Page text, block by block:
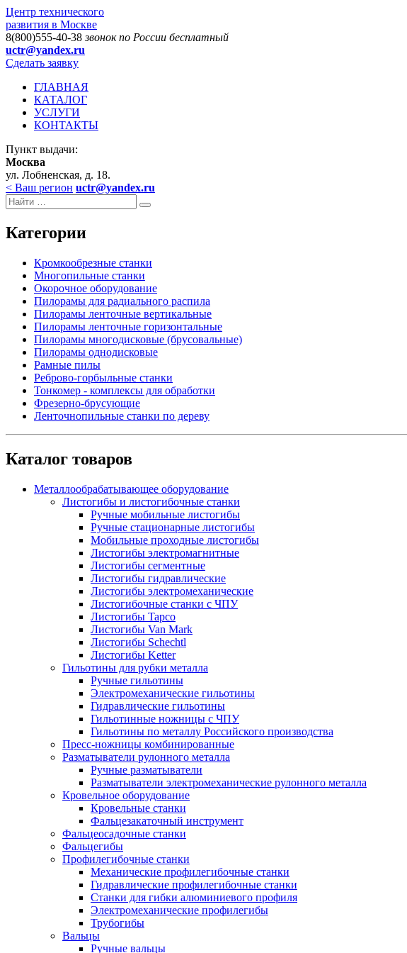
Центр технического
развития в Москве
8(800)555-40-38звонок по России бесплатный
uctr@yandex.ru
Сделать заявку
ГЛАВНАЯ
КАТАЛОГ
УСЛУГИ
КОНТАКТЫ
Пункт выдачи:
Москва
ул. Лобненская, д. 18.
< Ваш регион uctr@yandex.ru
Категории
Кромкообрезные станки
Многопильные станки
Окорочное оборудование
Пилорамы для радиального распила
Пилорамы ленточные вертикальные
Пилорамы ленточные горизонтальные
Пилорамы многодисковые (брусовальные)
Пилорамы однодисковые
Рамные пилы
Реброво-горбыльные станки
Тонкомер - комплексы для обработки
Фрезерно-брусующие
Ленточнопильные станки по дереву
Каталог товаров
Металлообрабатывающее оборудование
Листогибы и листогибочные станки
Ручные мобильные листогибы
Ручные стационарные листогибы
Мобильные проходные листогибы
Листогибы электромагнитные
Листогибы сегментные
Листогибы гидравлические
Листогибы электромеханические
Листогибочные станки с ЧПУ
Листогибы Tapco
Листогибы Van Mark
Листогибы Schechtl
Листогибы Ketter
Гильотины для рубки металла
Ручные гильотины
Электромеханические гильотины
Гидравлические гильотины
Гильотинные ножницы с ЧПУ
Гильотины по металлу Российского производства
Пресс-ножницы комбинированные
Разматыватели рулонного металла
Ручные разматыватели
Разматыватели электромеханические рулонного металла
Кровельное оборудование
Кровельные станки
Фальцезакаточный инструмент
Фальцеосадочные станки
Фальцегибы
Профилегибочные станки
Механические профилегибочные станки
Гидравлические профилегибочные станки
Станки для гибки алюминиевого профиля
Электромеханические профилегибы
Трубогибы
Вальцы
Ручные вальцы